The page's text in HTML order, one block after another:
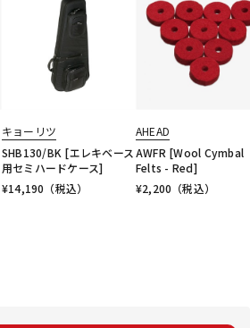
キョーリツ
SHB130/BK [エレキベース
用セミハードケース]
¥14,190 （税込）
AHEAD
AWFR [Wool Cymbal
Felts - Red]
¥2,200 （税込）